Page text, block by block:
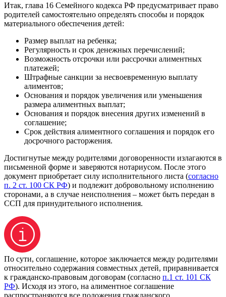
Итак, глава 16 Семейного кодекса РФ предусматривает право
родителей самостоятельно определять способы и порядок
материального обеспечения детей:
Размер выплат на ребенка;
Регулярность и срок денежных перечислений;
Возможность отсрочки или рассрочки алиментных
платежей;
Штрафные санкции за несвоевременную выплату
алиментов;
Основания и порядок увеличения или уменьшения
размера алиментных выплат;
Основания и порядок внесения других изменений в
соглашение;
Срок действия алиментного соглашения и порядок его
досрочного расторжения.
Достигнутые между родителями договоренности излагаются в
письменной форме и заверяются нотариусом. После этого
документ приобретает силу исполнительного листа (согласно
п. 2 ст. 100 СК РФ) и подлежит добровольному исполнению
сторонами, а в случае неисполнения – может быть передан в
ССП для принудительного исполнения.
По сути, соглашение, которое заключается между родителями
относительно содержания совместных детей, приравнивается
к гражданско-правовым договорам (согласно п.1 ст. 101 СК
РФ). Исходя из этого, на алиментное соглашение
распространяются все положения гражданского